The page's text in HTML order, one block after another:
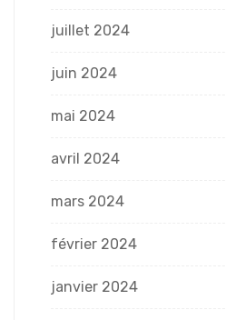
juillet 2024
juin 2024
mai 2024
avril 2024
mars 2024
février 2024
janvier 2024